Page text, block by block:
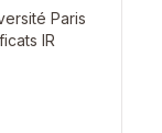
Paris
IR